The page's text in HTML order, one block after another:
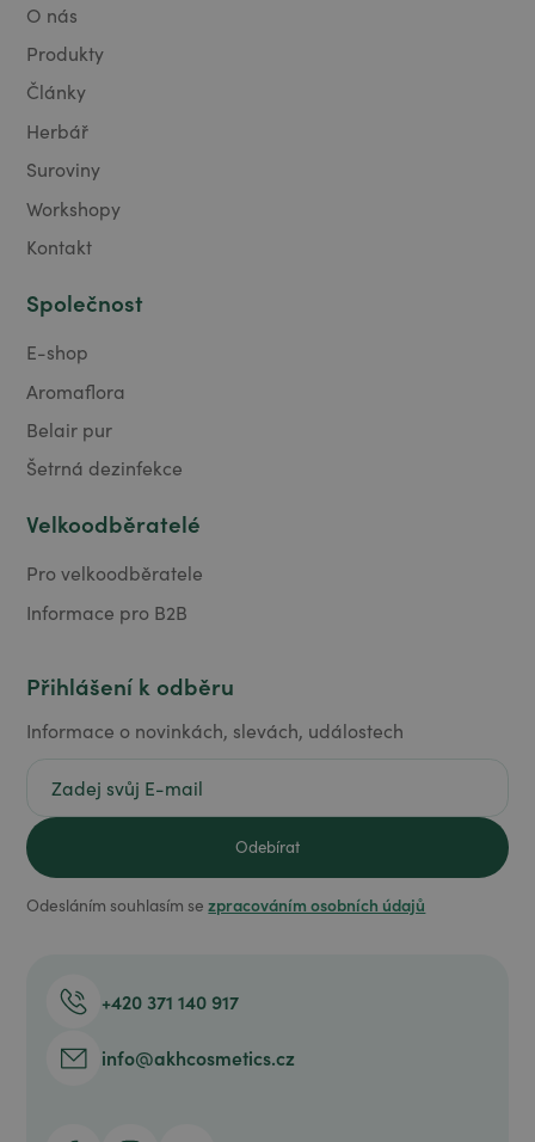
O nás
Produkty
Články
Herbář
Suroviny
Workshopy
Kontakt
Společnost
E-shop
Aromaflora
Belair pur
Šetrná dezinfekce
Velkoodběratelé
Pro velkoodběratele
Informace pro B2B
Přihlášení k odběru
Informace o novinkách, slevách, událostech
Odesláním souhlasím sezpracováním osobních údajů
+420 371 140 917
info@akhcosmetics.cz